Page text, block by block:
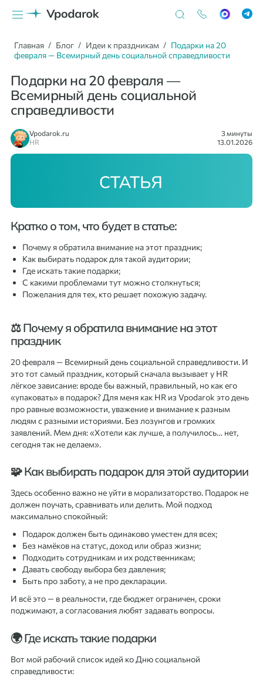
Главная Блог Идеи к праздникам
Подарки на 20
февраля — Всемирный день социальной справедливости
Подарки на 20 февраля —
Всемирный день социальной
справедливости
Vpodarok.ru
HR
3 минуты
13.01.2026
Кратко о том, что будет в статье:
Почему я обратила внимание на этот праздник;
Как выбирать подарок для такой аудитории;
Где искать такие подарки;
С какими проблемами тут можно столкнуться;
Пожелания для тех, кто решает похожую задачу.
⚖ Почему я обратила внимание на этот
праздник
20 февраля — Всемирный день социальной справедливости. И
это тот самый праздник, который сначала вызывает у HR
лёгкое зависание: вроде бы важный, правильный, но как его
«упаковать» в подарок? Для меня как HR из Vpodarok это день
про равные возможности, уважение и внимание к разным
людям с разными историями. Без лозунгов и громких
заявлений. Мем дня: «Хотели как лучше, а получилось… нет,
сегодня так не делаем».
🧩 Как выбирать подарок для этой аудитории
Здесь особенно важно не уйти в морализаторство. Подарок не
должен поучать, сравнивать или делить. Мой подход
максимально спокойный:
Подарок должен быть одинаково уместен для всех;
Без намёков на статус, доход или образ жизни;
Подходить сотрудникам и их родственникам;
Давать свободу выбора без давления;
Быть про заботу, а не про декларации.
И всё это — в реальности, где бюджет ограничен, сроки
поджимают, а согласования любят задавать вопросы.
🌍 Где искать такие подарки
Вот мой рабочий список идей ко Дню социальной
справедливости: